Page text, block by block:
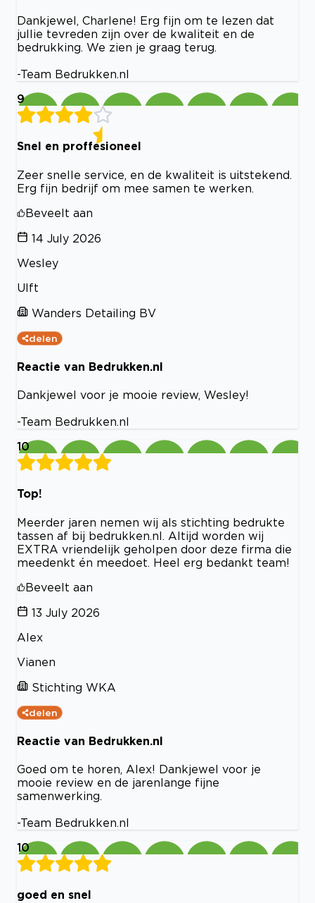
Dankjewel, Charlene! Erg fijn om te lezen dat
jullie tevreden zijn over de kwaliteit en de
bedrukking. We zien je graag terug.
-Team Bedrukken.nl
9
Snel en proffesioneel
Zeer snelle service, en de kwaliteit is uitstekend.
Erg fijn bedrijf om mee samen te werken.
Beveelt aan
14 July 2026
Wesley
Ulft
Wanders Detailing BV
delen
Reactie van Bedrukken.nl
Dankjewel voor je mooie review, Wesley!
-Team Bedrukken.nl
10
Top!
Meerder jaren nemen wij als stichting bedrukte
tassen af bij bedrukken.nl. Altijd worden wij
EXTRA vriendelijk geholpen door deze firma die
meedenkt én meedoet. Heel erg bedankt team!
Beveelt aan
13 July 2026
Alex
Vianen
Stichting WKA
delen
Reactie van Bedrukken.nl
Goed om te horen, Alex! Dankjewel voor je
mooie review en de jarenlange fijne
samenwerking.
-Team Bedrukken.nl
10
goed en snel